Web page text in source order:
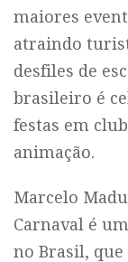
maiores
atraindo
desfiles de
brasileiro é
festas em
animação.
Marcelo
Carnaval é
no Brasil,